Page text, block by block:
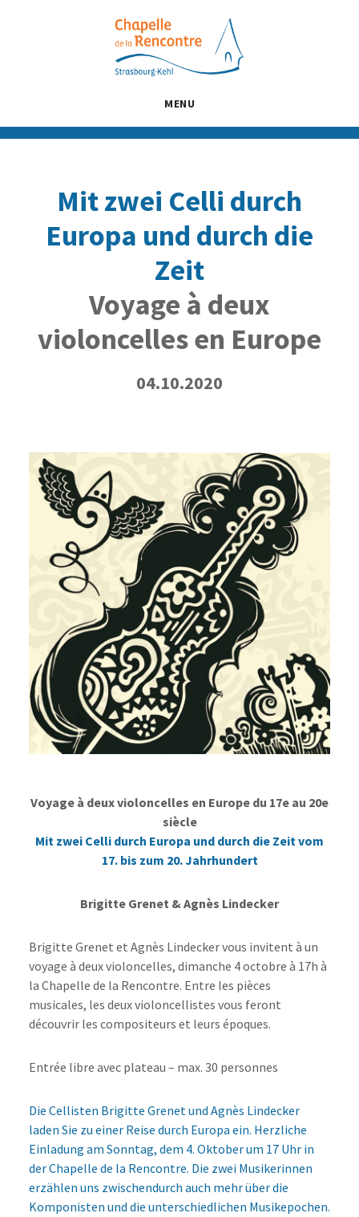
MENU
Mit zwei Celli durch
Europa und durch die
Zeit
Voyage à deux
violoncelles en Europe
04.10.2020
Voyage à deux violoncelles en Europe du 17e au 20e
siècle
Mit zwei Celli durch Europa und durch die Zeit vom
17. bis zum 20. Jahrhundert
Brigitte Grenet & Agnès Lindecker
Brigitte Grenet et Agnès Lindecker vous invitent à un
voyage à deux violoncelles, dimanche 4 octobre à 17h à
la Chapelle de la Rencontre. Entre les pièces
musicales, les deux violoncellistes vous feront
découvrir les compositeurs et leurs époques.
Entrée libre avec plateau – max. 30 personnes
Die Cellisten Brigitte Grenet und Agnès Lindecker
laden Sie zu einer Reise durch Europa ein. Herzliche
Einladung am Sonntag, dem 4. Oktober um 17 Uhr in
der Chapelle de la Rencontre. Die zwei Musikerinnen
erzählen uns zwischendurch auch mehr über die
Komponisten und die unterschiedlichen Musikepochen.